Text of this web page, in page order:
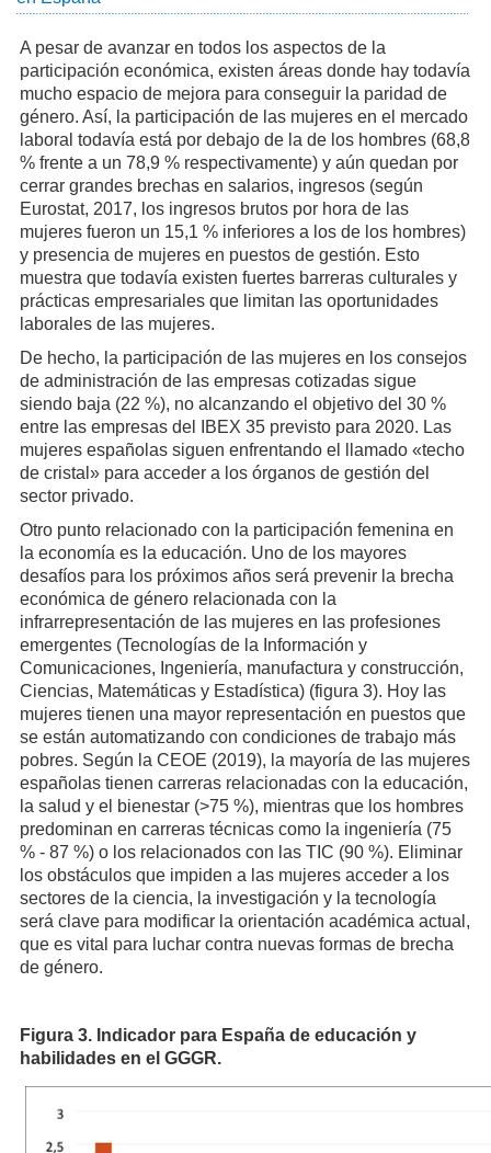
A pesar de avanzar en todos los aspectos de la
participación económica, existen áreas donde hay todavía
mucho espacio de mejora para conseguir la paridad de
género. Así, la participación de las mujeres en el mercado
laboral todavía está por debajo de la de los hombres (68,8
% frente a un 78,9 % respectivamente) y aún quedan por
cerrar grandes brechas en salarios, ingresos (según
Eurostat, 2017, los ingresos brutos por hora de las
mujeres fueron un 15,1 % inferiores a los de los hombres)
y presencia de mujeres en puestos de gestión. Esto
muestra que todavía existen fuertes barreras culturales y
prácticas empresariales que limitan las oportunidades
laborales de las mujeres.
De hecho, la participación de las mujeres en los consejos
de administración de las empresas cotizadas sigue
siendo baja (22 %), no alcanzando el objetivo del 30 %
entre las empresas del IBEX 35 previsto para 2020. Las
mujeres españolas siguen enfrentando el llamado «techo
de cristal» para acceder a los órganos de gestión del
sector privado.
Otro punto relacionado con la participación femenina en
la economía es la educación. Uno de los mayores
desafíos para los próximos años será prevenir la brecha
económica de género relacionada con la
infrarrepresentación de las mujeres en las profesiones
emergentes (Tecnologías de la Información y
Comunicaciones, Ingeniería, manufactura y construcción,
Ciencias, Matemáticas y Estadística) (figura 3). Hoy las
mujeres tienen una mayor representación en puestos que
se están automatizando con condiciones de trabajo más
pobres. Según la CEOE (2019), la mayoría de las mujeres
españolas tienen carreras relacionadas con la educación,
la salud y el bienestar (>75 %), mientras que los hombres
predominan en carreras técnicas como la ingeniería (75
% - 87 %) o los relacionados con las TIC (90 %). Eliminar
los obstáculos que impiden a las mujeres acceder a los
sectores de la ciencia, la investigación y la tecnología
será clave para modificar la orientación académica actual,
que es vital para luchar contra nuevas formas de brecha
de género.
Figura 3. Indicador para España de educación y
habilidades en el GGGR.